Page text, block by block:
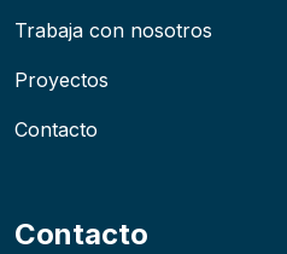
Trabaja con nosotros
Proyectos
Contacto
Contacto